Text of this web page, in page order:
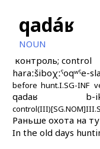
qadáʁ
NOUN
контроль; control
haraːši
before
boχːˤoqʷˤe-s
hunt.I.SG-INF
qadaʁ
control(III)[SG.NOM]
b-
Раньше охота на
In the old days